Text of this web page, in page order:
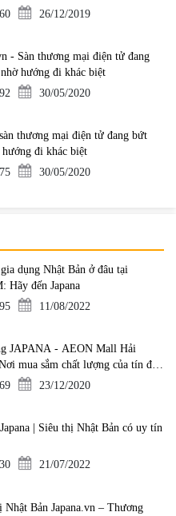
26/12/2019
- Sàn thương mại điện tử đang
hướng đi khác biệt
30/05/2020
thương mại điện tử đang bứt
hướng đi khác biệt
30/05/2020
dụng Nhật Bản ở đâu tại
Hãy đến Japana
11/08/2022
JAPANA - AEON Mall Hải
mua sắm chất lượng của tín đồ
Nhật
23/12/2020
| Siêu thị Nhật Bản có uy tín
21/07/2022
Nhật Bản Japana.vn – Thương